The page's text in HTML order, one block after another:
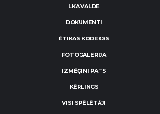
LKA VALDE
DOKUMENTI
ĒTIKAS KODEKSS
FOTOGALERIJA
IZMĒĢINI PATS
KĒRLINGS
VISI SPĒLĒTĀJI